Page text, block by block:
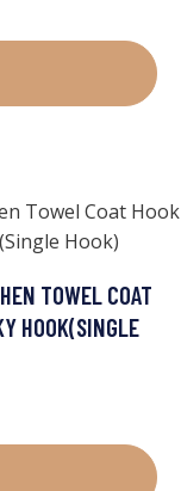
TOWEL COAT
HOOK(SINGLE